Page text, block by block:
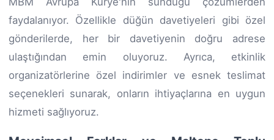
faydalanıyor. Özellikle düğün davetiyeleri gibi özel
gönderilerde, her bir davetiyenin doğru adrese
ulaştığından emin oluyoruz. Ayrıca, etkinlik
organizatörlerine özel indirimler ve esnek teslimat
seçenekleri sunarak, onların ihtiyaçlarına en uygun
hizmeti sağlıyoruz.